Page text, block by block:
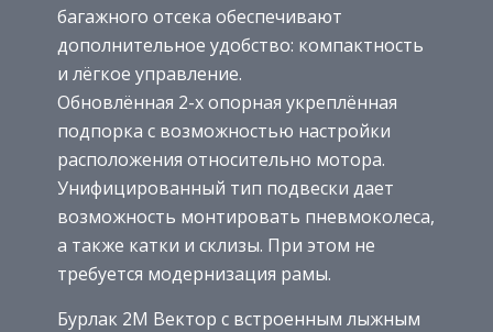
багажного отсека обеспечивают
дополнительное удобство: компактность
и лёгкое управление.
Обновлённая 2-х опорная укреплённая
подпорка с возможностью настройки
расположения относительно мотора.
Унифицированный тип подвески дает
возможность монтировать пневмоколеса,
а также катки и склизы. При этом не
требуется модернизация рамы.
Бурлак 2M Вектор с встроенным лыжным